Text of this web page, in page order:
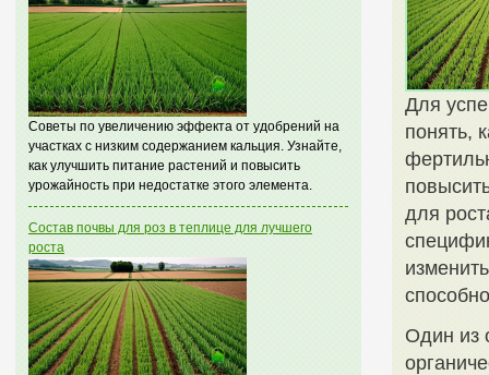
Советы по увеличению эффекта от удобрений на
участках с низким содержанием кальция. Узнайте,
как улучшить питание растений и повысить
урожайность при недостатке этого элемента.
Состав почвы для роз в теплице для лучшего
роста
Для
понять,
для
Один из